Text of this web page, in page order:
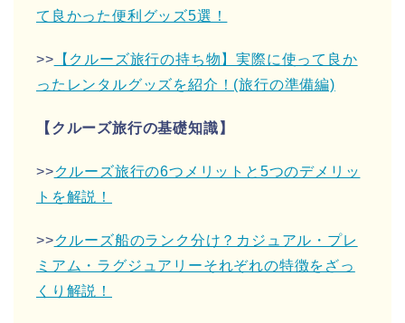
て良かった便利グッズ5選！
>> 【クルーズ旅行の持ち物】実際に使って良か
ったレンタルグッズを紹介！(旅行の準備編)
【クルーズ旅行の基礎知識】
>>クルーズ旅行の6つメリットと5つのデメリッ
トを解説！
>>クルーズ船のランク分け？カジュアル・プレ
ミアム・ラグジュアリーそれぞれの特徴をざっ
くり解説！